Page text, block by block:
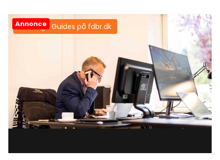
Annonce
Samtlige Guides på fdbr.dk